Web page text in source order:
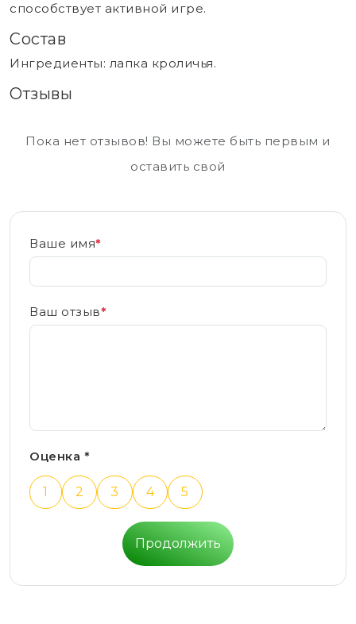
способствует активной игре.
Состав
Ингредиенты: лапка кроличья.
Отзывы
Пока нет отзывов! Вы можете быть первым и
оставить свой
Ваше имя*
Ваш отзыв*
Оценка *
1 2 3 4 5
Продолжить